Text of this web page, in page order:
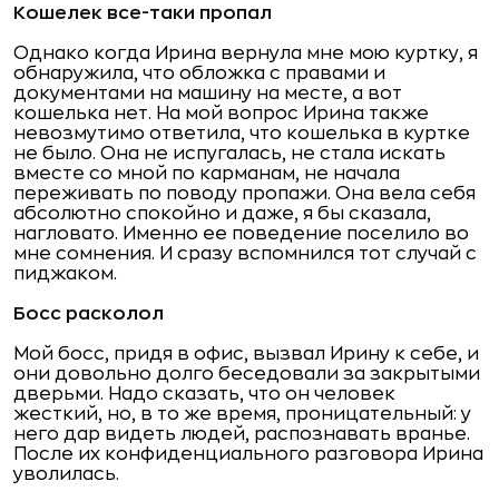
Кошелек все-таки пропал
Однако когда Ирина вернула мне мою куртку, я
обнаружила, что обложка с правами и
документами на машину на месте, а вот
кошелька нет. На мой вопрос Ирина также
невозмутимо ответила, что кошелька в куртке
не было. Она не испугалась, не стала искать
вместе со мной по карманам, не начала
переживать по поводу пропажи. Она вела себя
абсолютно спокойно и даже, я бы сказала,
нагловато. Именно ее поведение поселило во
мне сомнения. И сразу вспомнился тот случай с
пиджаком.
Босс расколол
Мой босс, придя в офис, вызвал Ирину к себе, и
они довольно долго беседовали за закрытыми
дверьми. Надо сказать, что он человек
жесткий, но, в то же время, проницательный: у
него дар видеть людей, распознавать вранье.
После их конфиденциального разговора Ирина
уволилась.